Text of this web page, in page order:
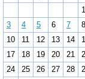
1
3
4 5 6 7 8
10
11 12 13 14
17
18 19 20 21
24
25 26 27 28